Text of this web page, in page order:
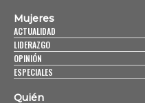
Mujeres
ACTUALIDAD
LIDERAZGO
OPINIÓN
ESPECIALES
Quién